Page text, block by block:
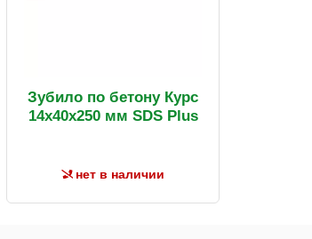
Зубило по бетону Курс
14х40х250 мм SDS Plus
нет в наличии